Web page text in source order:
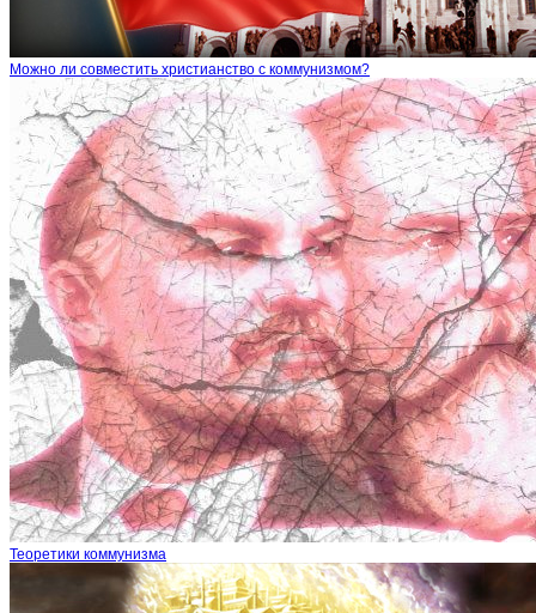
Можно ли совместить христианство с коммунизмом?
Теоретики коммунизма